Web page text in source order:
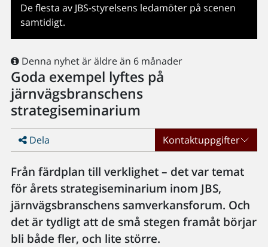
De flesta av JBS-styrelsens ledamöter på scenen
samtidigt.
Denna nyhet är äldre än 6 månader
Goda exempel lyftes på
järnvägsbranschens
strategiseminarium
Dela Kontaktuppgifter
Från färdplan till verklighet – det var temat
för årets strategiseminarium inom JBS,
järnvägsbranschens samverkansforum. Och
det är tydligt att de små stegen framåt börjar
bli både fler, och lite större.